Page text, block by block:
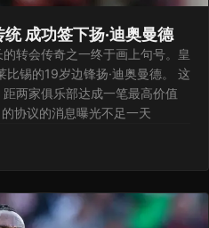
成功签下扬·迪奥曼德
转会传奇之一终于画上句号。皇
锡的19岁边锋扬·迪奥曼德。 这
两家俱乐部达成一笔最高价值
协议的消息曝光不足一天